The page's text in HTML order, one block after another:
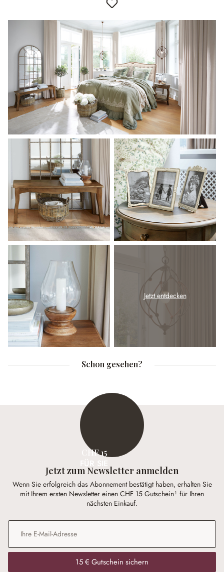
Jetzt entdecken
Schon gesehen?
CHF 15
Jetzt zum Newsletter anmelden
Wenn Sie erfolgreich das Abonnement bestätigt haben, erhalten Sie
mit Ihrem ersten Newsletter einen CHF 15 Gutschein¹ für Ihren
nächsten Einkauf.
E-Mail-Adresse*
15 € Gutschein sichern